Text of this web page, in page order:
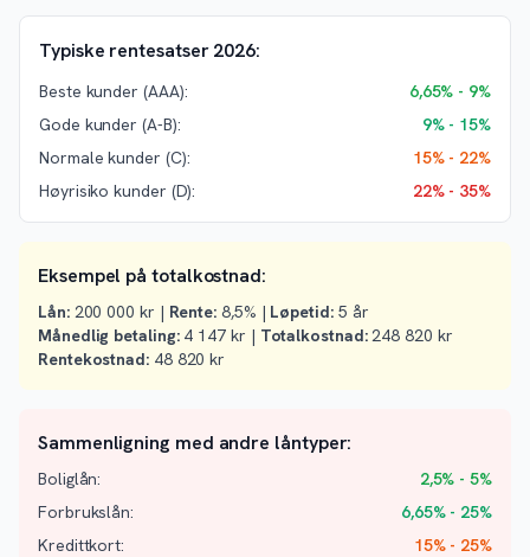
Typiske rentesatser 2026:
Beste kunder (AAA):
6,65% - 9%
Gode kunder (A-B):
9% - 15%
Normale kunder (C):
15% - 22%
Høyrisiko kunder (D):
22% - 35%
Eksempel på totalkostnad:
Lån:200 000 kr | Rente: 8,5% | Løpetid:5 år
Månedlig betaling:4 147 kr | Totalkostnad:248 820 kr
Rentekostnad:48 820 kr
Sammenligning med andre låntyper:
Boliglån:
2,5% - 5%
Forbrukslån:
6,65% - 25%
Kredittkort:
15% - 25%